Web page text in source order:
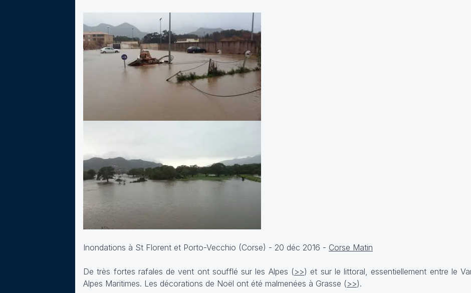
Inondations à St Florent et Porto-Vecchio (Corse) - 20 déc 2016 - Corse Matin
De très fortes rafales de vent ont soufflé sur les Alpes (>>) et sur le littoral, essentiellement entre le
Alpes Maritimes. Les décorations de Noël ont été malmenées à Grasse (>>).